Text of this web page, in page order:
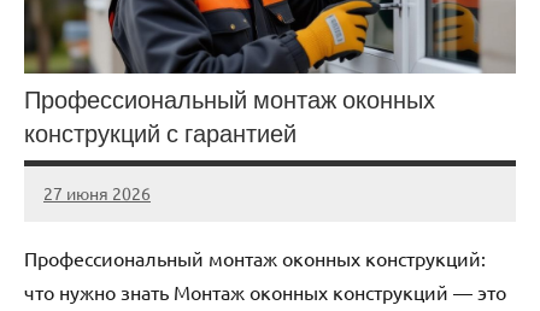
Профессиональный монтаж оконных
конструкций с гарантией
27 июня 2026
Avtor
Нет
Профессиональный монтаж оконных конструкций:
что нужно знать Монтаж оконных конструкций — это